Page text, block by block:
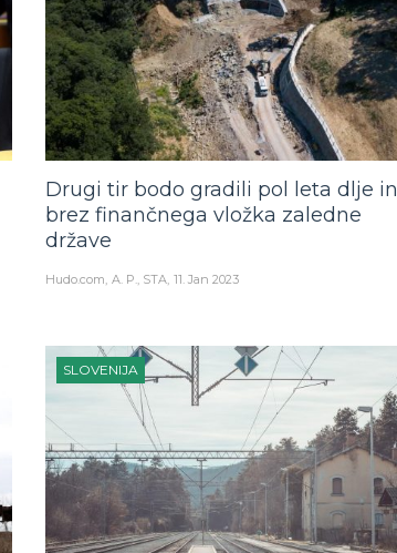
Drugi tir bodo gradili pol leta dlje in
brez finančnega vložka zaledne
države
Hudo.com A. P., STA 11. Jan 2023
SLOVENIJA